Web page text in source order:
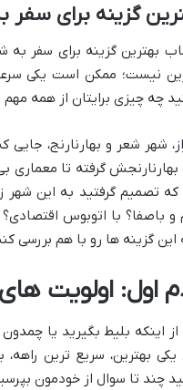
گزینه برای سفر
بهترین گزینه برای سفر
نیست؛ ممکن است یکی
چه چیزی برایتان از همه مهم
شهر شعر و بهارنارنج،
گرفته تا معماری
که تصمیم گرفتید به این شهر
و باصفا؟ با اتوبوس
گزینه ها رو با هم بررسی
اول: اولویت
اینکه بلیط بگیرید یا
یکی بهترین، سریع ترین
چند تا سوال از خودمون